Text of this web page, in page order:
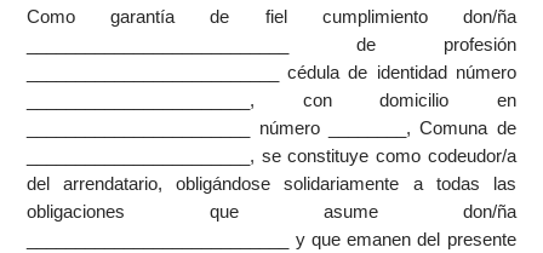
Como garantía de fiel cumplimiento don/ña
___________________________ de profesión
__________________________ cédula de identidad número
_______________________, con domicilio en
_______________________ número ________, Comuna de
_______________________, se constituye como codeudor/a
del arrendatario, obligándose solidariamente a todas las
obligaciones que asume don/ña
___________________________ y que emanen del presente